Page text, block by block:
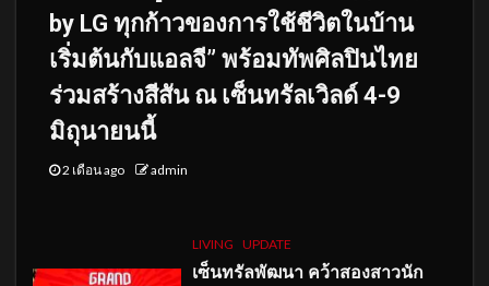
by LG ทุกก้าวของการใช้ชีวิตในบ้าน
เริ่มต้นกับแอลจี” พร้อมทัพศิลปินไทย
ร่วมสร้างสีสัน ณ เซ็นทรัลเวิลด์ 4-9
มิถุนายนนี้
2 เดือน ago admin
LIVING UPDATE
เซ็นทรัลพัฒนา คว้าสองสาวนัก